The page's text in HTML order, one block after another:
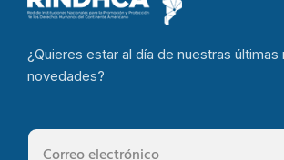
¿Quieres estar al día de nuestras últimas
novedades?